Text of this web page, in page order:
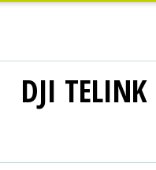
DJI